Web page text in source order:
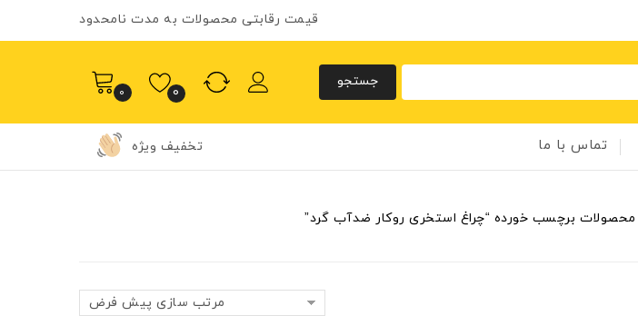
قیمت رقابتی محصولات به مدت نامحدود
0
0
تماس با ما تخفیف ویژه
محصولات برچسب خورده “چراغ استخری روکار ضد‌آب گرد”
مرتب سازی پیش فرض